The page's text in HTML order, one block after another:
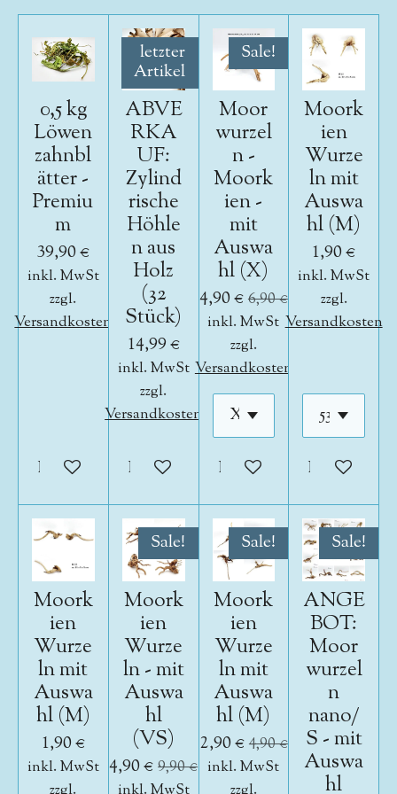
0,5 kg
Löwen
zahnbl
ätter -
Premiu
m
39,90 €
inkl. MwSt
zzgl.
Versandkosten
In den Warenkorb
letzter
Artikel
ABVE
RKA
UF:
Zylind
rische
Höhle
n aus
Holz
(32
Stück)
14,99 €
inkl. MwSt
zzgl.
Versandkosten
In den Warenkorb
Sale!
Moor
wurzel
n -
Moork
ien -
mit
Auswa
hl (X)
4,90 € 6,90 €
inkl. MwSt
zzgl.
Versandkosten
In den Warenkorb
Moork
ien
Wurze
ln mit
Auswa
hl (M)
1,90 €
inkl. MwSt
zzgl.
Versandkosten
In den
Moork
ien
Wurze
ln mit
Auswa
hl (M)
1,90 €
inkl. MwSt
Sale!
Moork
ien
Wurze
ln - mit
Auswa
hl
(VS)
4,90 € 9,90 €
Sale!
Moork
ien
Wurze
ln mit
Auswa
hl (M)
2,90 € 4,90 €
inkl. MwSt
Sale!
ANGE
BOT:
Moor
wurzel
n
nano/
S - mit
Auswa
hl